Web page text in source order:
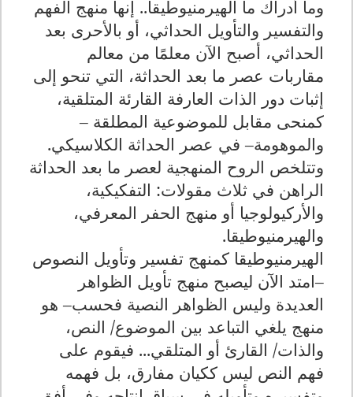
وما أدراك ما الهيرمنيوطيقا.. إنها منهج الفهم
والتفسير والتأويل الحداثي، أو بالأحرى بعد
الحداثي، أصبح الآن معلمًا من معالم
مقاربات عصر ما بعد الحداثة، التي تنحو إلى
إثبات دور الذات العارفة القارئة المتلقية،
كمنحى مقابل للموضوعية المطلقة –
والموهومة– في عصر الحداثة الكلاسيكي.
وتتلخص الروح المنهجية لعصر ما بعد الحداثة
الراهن في ثلاث مقولات: التفكيكية،
والأركيولوجيا أو منهج الحفر المعرفي،
والهيرمنيوطيقا.
الهيرمنيوطيقا كمنهج تفسير وتأويل النصوص
–امتد الآن ليصبح منهج تأويل الظواهر
العديدة وليس الظواهر النصية فحسب– هو
منهج يلغي التباعد بين الموضوع/ النص،
والذات/ القارئ أو المتلقي... فيقوم على
فهم النص ليس ككيان مفارق، بل فهمه